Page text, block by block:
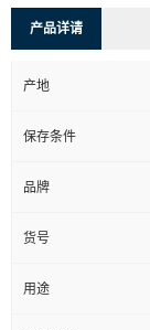
产品详请
产地
保存条件
品牌
货号
用途